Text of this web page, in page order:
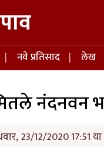
नवे प्रतिसाद लेख
नंदनवन
23/12/2020 17:51